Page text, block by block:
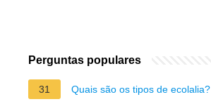
Perguntas populares
31 Quais são os tipos de ecolalia?